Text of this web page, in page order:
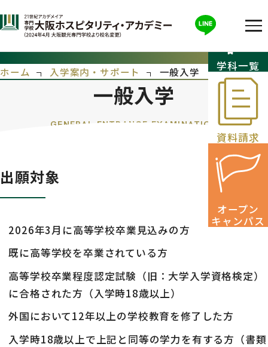
学科一覧
資料請求
オープン
キャンパス
一般入学
ホーム 入学案内・サポート 一般入学
一般入学
出願対象
2026年3月に高等学校卒業見込みの方
既に高等学校を卒業されている方
高等学校卒業程度認定試験（旧：大学入学資格検定）
に合格された方（入学時18歳以上）
外国において12年以上の学校教育を修了した方
入学時18歳以上で上記と同等の学力を有する方（書類